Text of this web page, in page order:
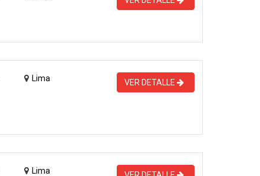
Lima VER DETALLE
Lima